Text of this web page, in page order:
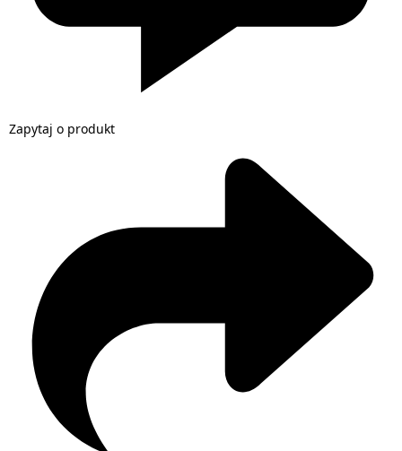
Zapytaj o produkt